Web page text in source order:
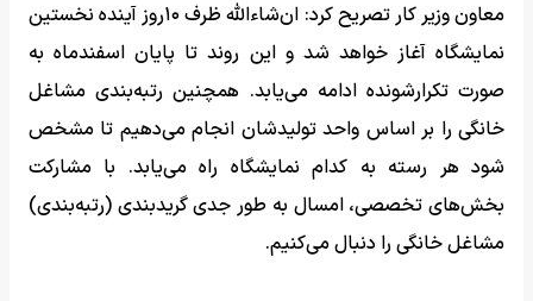
معاون وزیر کار تصریح کرد: ان‌شاءالله ظرف ۱۰روز آینده نخستین
نمایشگاه آغاز خواهد شد و این روند تا پایان اسفندماه به
صورت تکرارشونده ادامه می‌یابد. همچنین رتبه‌بندی مشاغل
خانگی را بر اساس واحد تولیدشان انجام می‌دهیم تا مشخص
شود هر رسته به کدام نمایشگاه راه می‌یابد. با مشارکت
بخش‌های تخصصی، امسال به طور جدی گریدبندی (رتبه‌بندی)
مشاغل خانگی را دنبال می‌کنیم.